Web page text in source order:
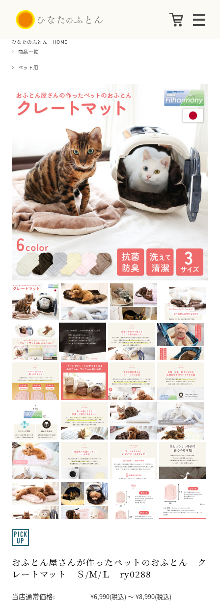
ひなたのふとん HOME
商品一覧
ペット用
おふとん屋さんが作ったペットのおふとん ク
レートマット Ｓ/Ｍ/Ｌ ry0288
当店通常価格: ¥6,990(税込)～ ¥8,990(税込)